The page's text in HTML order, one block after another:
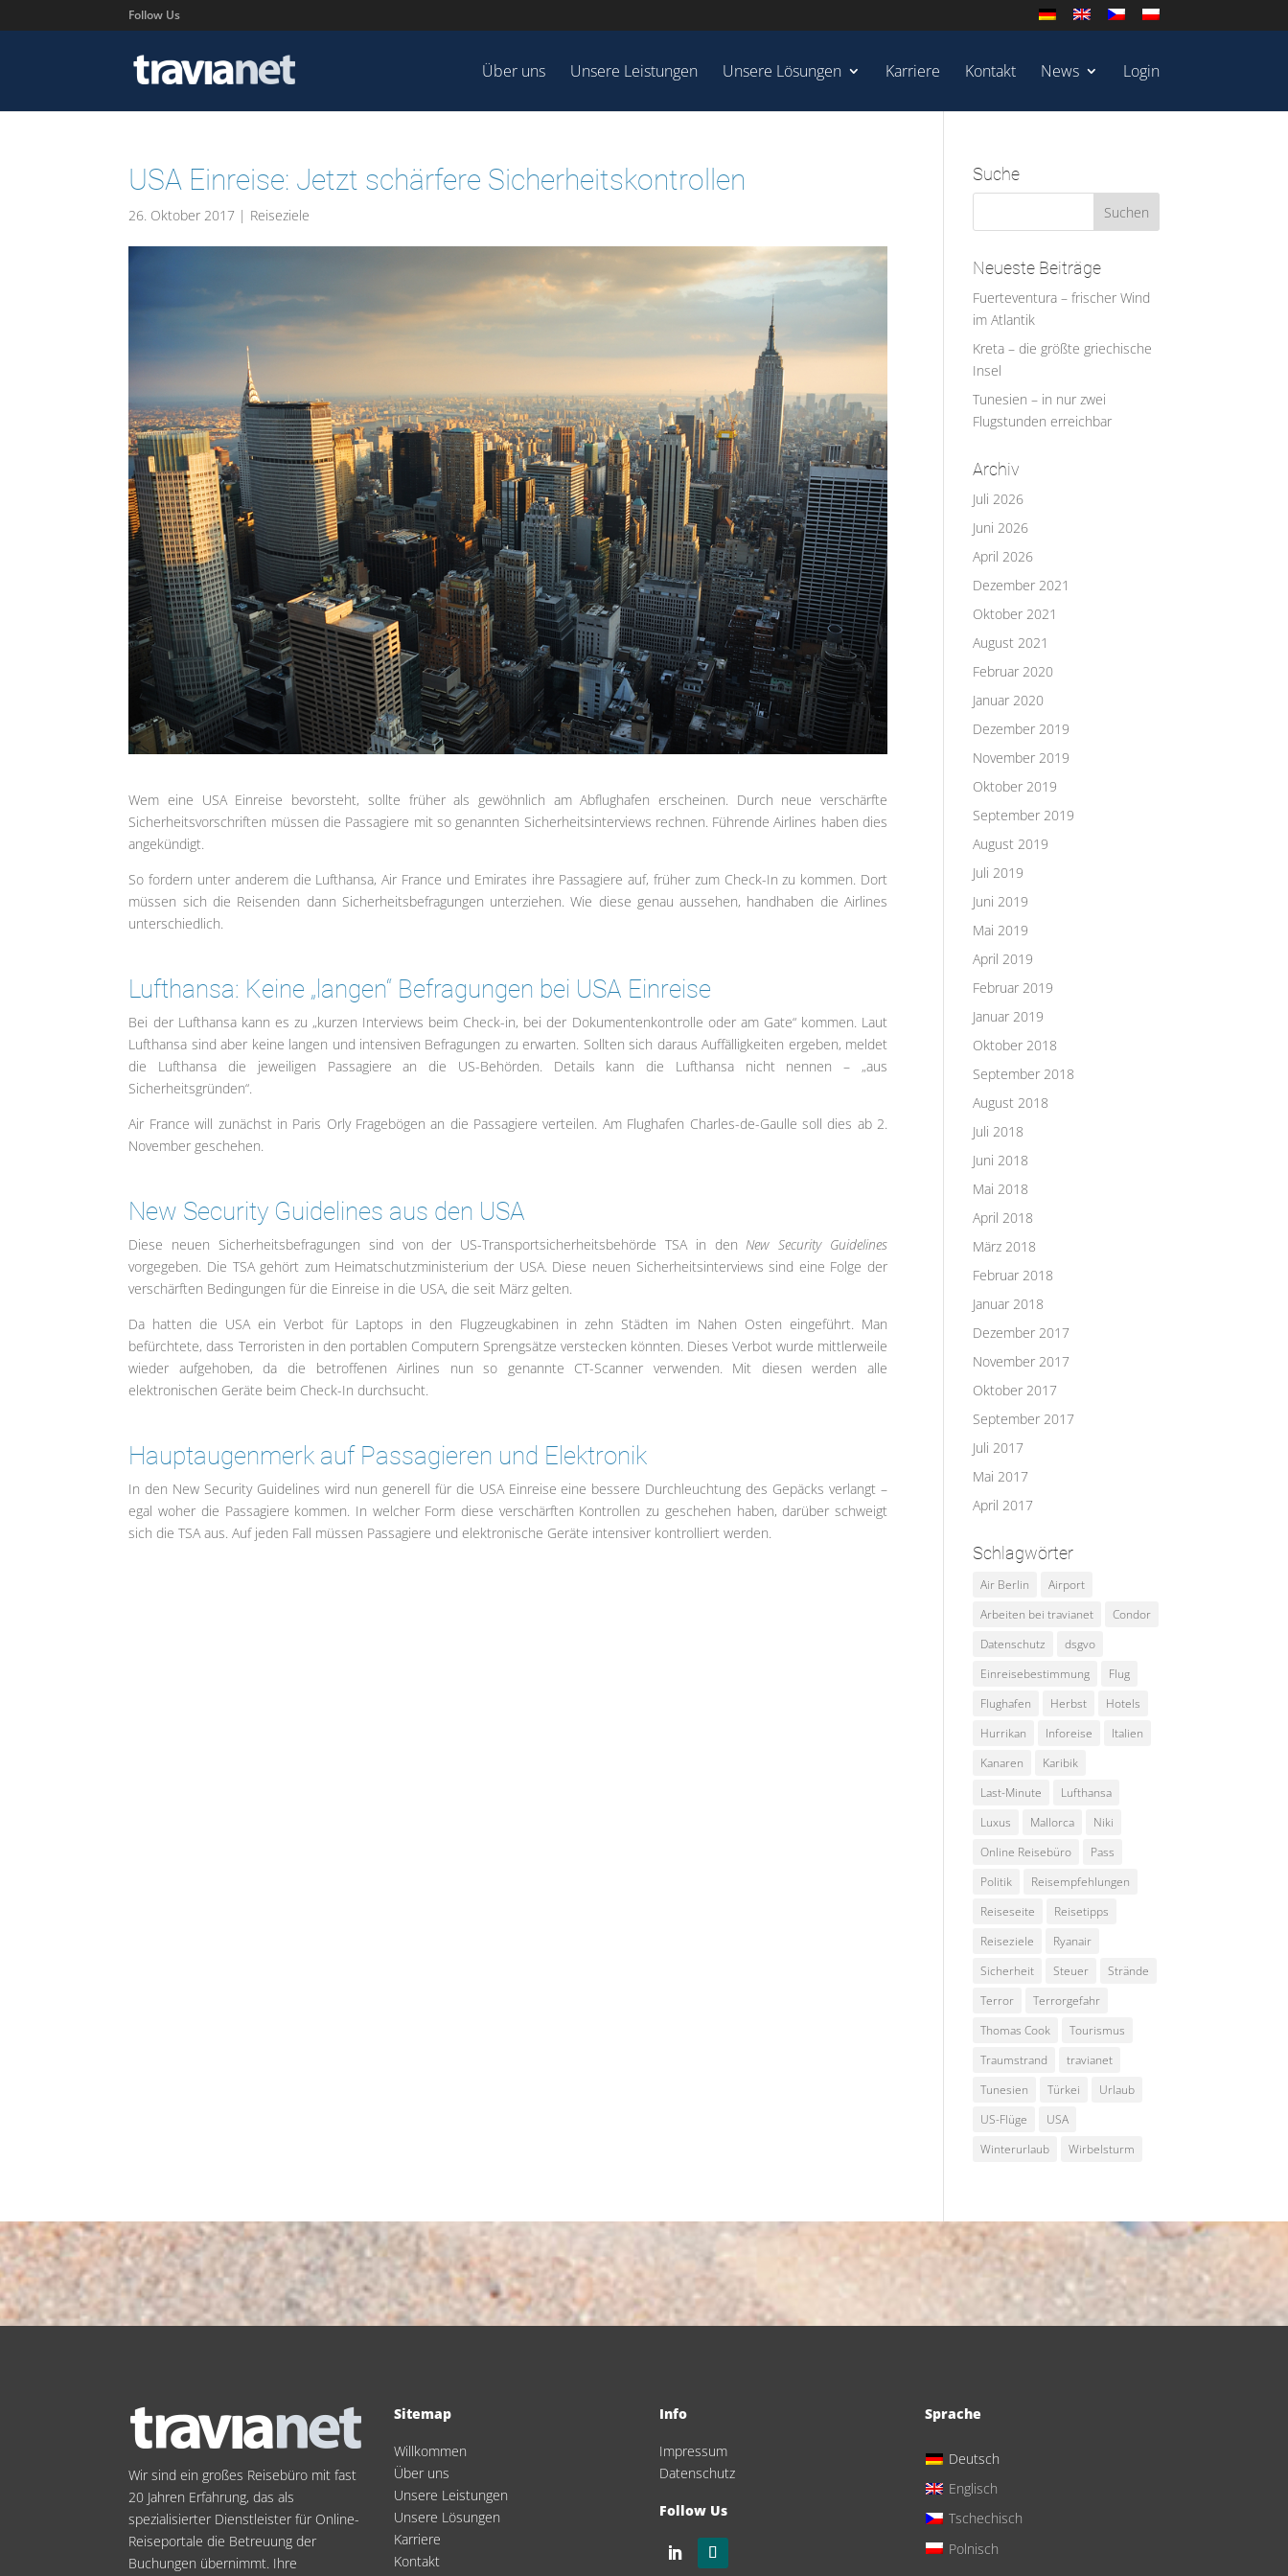
Follow Us
Über uns Unsere Leistungen Unsere Lösungen Karriere Kontakt News Login
USA Einreise: Jetzt schärfere Sicherheitskontrollen
26. Oktober 2017 | Reiseziele
Wem eine USA Einreise bevorsteht, sollte früher als gewöhnlich am Abflughafen erscheinen. Durch neue verschärfte
Sicherheitsvorschriften müssen die Passagiere mit so genannten Sicherheitsinterviews rechnen. Führende Airlines haben dies
angekündigt.
So fordern unter anderem die Lufthansa, Air France und Emirates ihre Passagiere auf, früher zum Check-In zu kommen. Dort
müssen sich die Reisenden dann Sicherheitsbefragungen unterziehen. Wie diese genau aussehen, handhaben die Airlines
unterschiedlich.
Lufthansa: Keine „langen“ Befragungen bei USA Einreise
Bei der Lufthansa kann es zu „kurzen Interviews beim Check-in, bei der Dokumentenkontrolle oder am Gate“ kommen. Laut
Lufthansa sind aber keine langen und intensiven Befragungen zu erwarten. Sollten sich daraus Auffälligkeiten ergeben, meldet
die Lufthansa die jeweiligen Passagiere an die US-Behörden. Details kann die Lufthansa nicht nennen – „aus
Sicherheitsgründen“.
Air France will zunächst in Paris Orly Fragebögen an die Passagiere verteilen. Am Flughafen Charles-de-Gaulle soll dies ab 2.
November geschehen.
New Security Guidelines aus den USA
Diese neuen Sicherheitsbefragungen sind von der US-Transportsicherheitsbehörde TSA in den New Security Guidelines
vorgegeben. Die TSA gehört zum Heimatschutzministerium der USA. Diese neuen Sicherheitsinterviews sind eine Folge der
verschärften Bedingungen für die Einreise in die USA, die seit März gelten.
Da hatten die USA ein Verbot für Laptops in den Flugzeugkabinen in zehn Städten im Nahen Osten eingeführt. Man
befürchtete, dass Terroristen in den portablen Computern Sprengsätze verstecken könnten. Dieses Verbot wurde mittlerweile
wieder aufgehoben, da die betroffenen Airlines nun so genannte CT-Scanner verwenden. Mit diesen werden alle
elektronischen Geräte beim Check-In durchsucht.
Hauptaugenmerk auf Passagieren und Elektronik
In den New Security Guidelines wird nun generell für die USA Einreise eine bessere Durchleuchtung des Gepäcks verlangt –
egal woher die Passagiere kommen. In welcher Form diese verschärften Kontrollen zu geschehen haben, darüber schweigt
sich die TSA aus. Auf jeden Fall müssen Passagiere und elektronische Geräte intensiver kontrolliert werden.
Suche
Neueste Beiträge
Fuerteventura – frischer Wind
im Atlantik
Kreta – die größte griechische
Insel
Tunesien – in nur zwei
Flugstunden erreichbar
Archiv
Juli 2026
Juni 2026
April 2026
Dezember 2021
Oktober 2021
August 2021
Februar 2020
Januar 2020
Dezember 2019
November 2019
Oktober 2019
September 2019
August 2019
Juli 2019
Juni 2019
Mai 2019
April 2019
Februar 2019
Januar 2019
Oktober 2018
September 2018
August 2018
Juli 2018
Juni 2018
Mai 2018
April 2018
März 2018
Februar 2018
Januar 2018
Dezember 2017
November 2017
Oktober 2017
September 2017
Juli 2017
Mai 2017
April 2017
Schlagwörter
Air Berlin
Airport
Arbeiten bei travianet
Condor
Datenschutz
dsgvo
Einreisebestimmung
Flug
Flughafen
Herbst
Hotels
Hurrikan
Inforeise
Italien
Kanaren
Karibik
Last-Minute
Lufthansa
Luxus
Mallorca
Niki
Online Reisebüro
Pass
Politik
Reisempfehlungen
Reiseseite
Reisetipps
Reiseziele
Ryanair
Sicherheit
Steuer
Strände
Terror
Terrorgefahr
Thomas Cook
Tourismus
Traumstrand
travianet
Tunesien
Türkei
Urlaub
US-Flüge
USA
Winterurlaub
Wirbelsturm
Wir sind ein großes Reisebüro mit fast
20 Jahren Erfahrung, das als
spezialisierter Dienstleister für Online-
Reiseportale die Betreuung der
Buchungen übernimmt. Ihre
Sitemap
Willkommen
Über uns
Unsere Leistungen
Unsere Lösungen
Karriere
Kontakt
Info
Impressum
Datenschutz
Follow Us
Sprache
Deutsch
Englisch
Tschechisch
Polnisch